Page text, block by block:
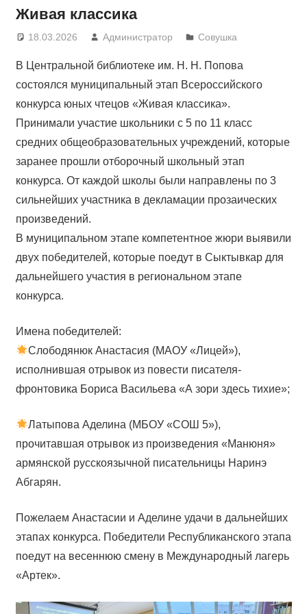
Живая классика
18.03.2026 Администратор Совушка
В Центральной библиотеке им. Н. Н. Попова
состоялся муниципальный этап Всероссийского
конкурса юных чтецов «Живая классика».
Принимали участие школьники с 5 по 11 класс
средних общеобразовательных учреждений, которые
заранее прошли отборочный школьный этап
конкурса. От каждой школы были направлены по 3
сильнейших участника в декламации прозаических
произведений.
В муниципальном этапе компетентное жюри выявили
двух победителей, которые поедут в Сыктывкар для
дальнейшего участия в региональном этапе
конкурса.
Имена победителей:
Слободянюк Анастасия (МАОУ «Лицей»),
исполнившая отрывок из повести писателя-
фронтовика Бориса Васильева «А зори здесь тихие»;
Латыпова Аделина (МБОУ «СОШ 5»),
прочитавшая отрывок из произведения «Манюня»
армянской русскоязычной писательницы Наринэ
Абгарян.
Пожелаем Анастасии и Аделине удачи в дальнейших
этапах конкурса. Победители Республиканского этапа
поедут на весеннюю смену в Международный лагерь
«Артек».